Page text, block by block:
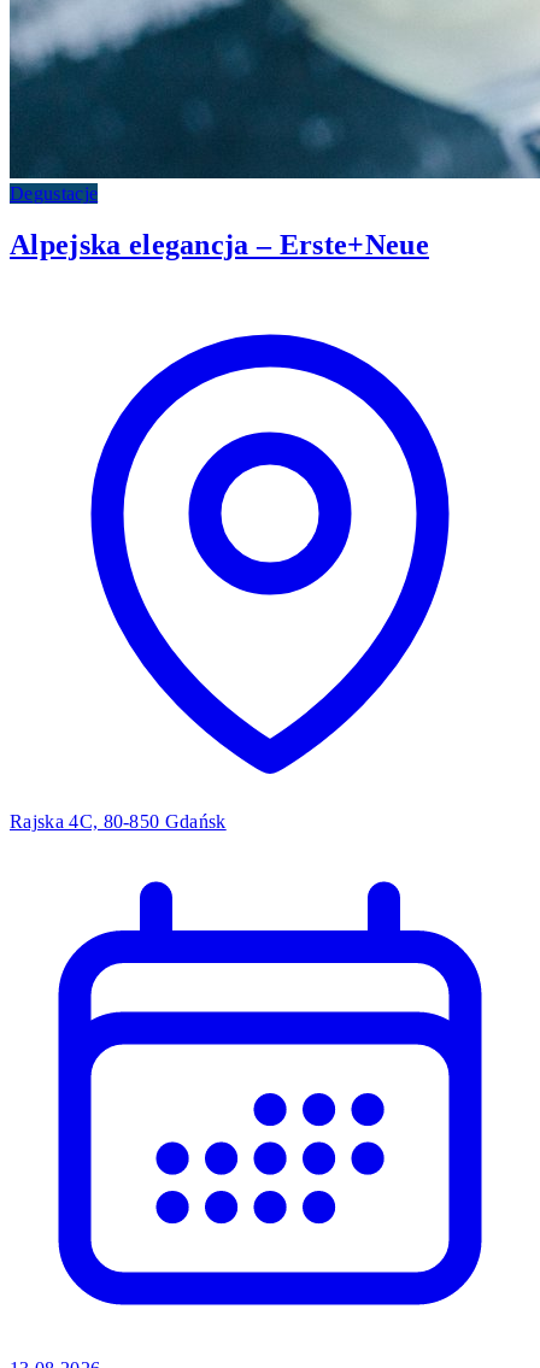
Degustacje
Alpejska elegancja – Erste+Neue
Rajska 4C, 80-850 Gdańsk